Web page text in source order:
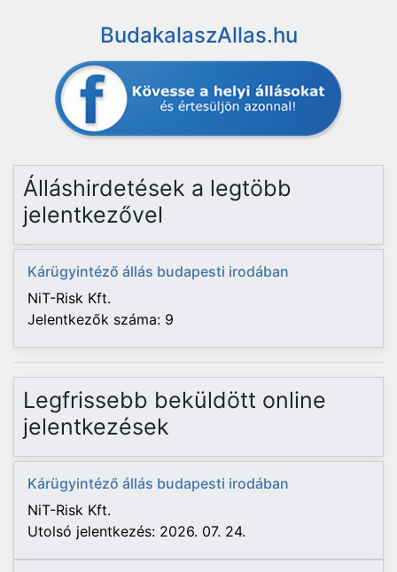
BudakalaszAllas.hu
Álláshirdetések a legtöbb
jelentkezővel
Kárügyintéző állás budapesti irodában
NiT-Risk Kft.
Jelentkezők száma: 9
Legfrissebb beküldött online
jelentkezések
Kárügyintéző állás budapesti irodában
NiT-Risk Kft.
Utolsó jelentkezés: 2026. 07. 24.